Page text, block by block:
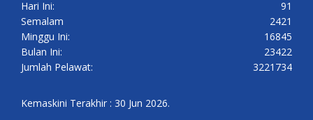
Hari Ini:
91
Semalam
2421
Minggu Ini:
16845
Bulan Ini:
23422
Jumlah Pelawat:
3221734
Kemaskini Terakhir : 30 Jun 2026.